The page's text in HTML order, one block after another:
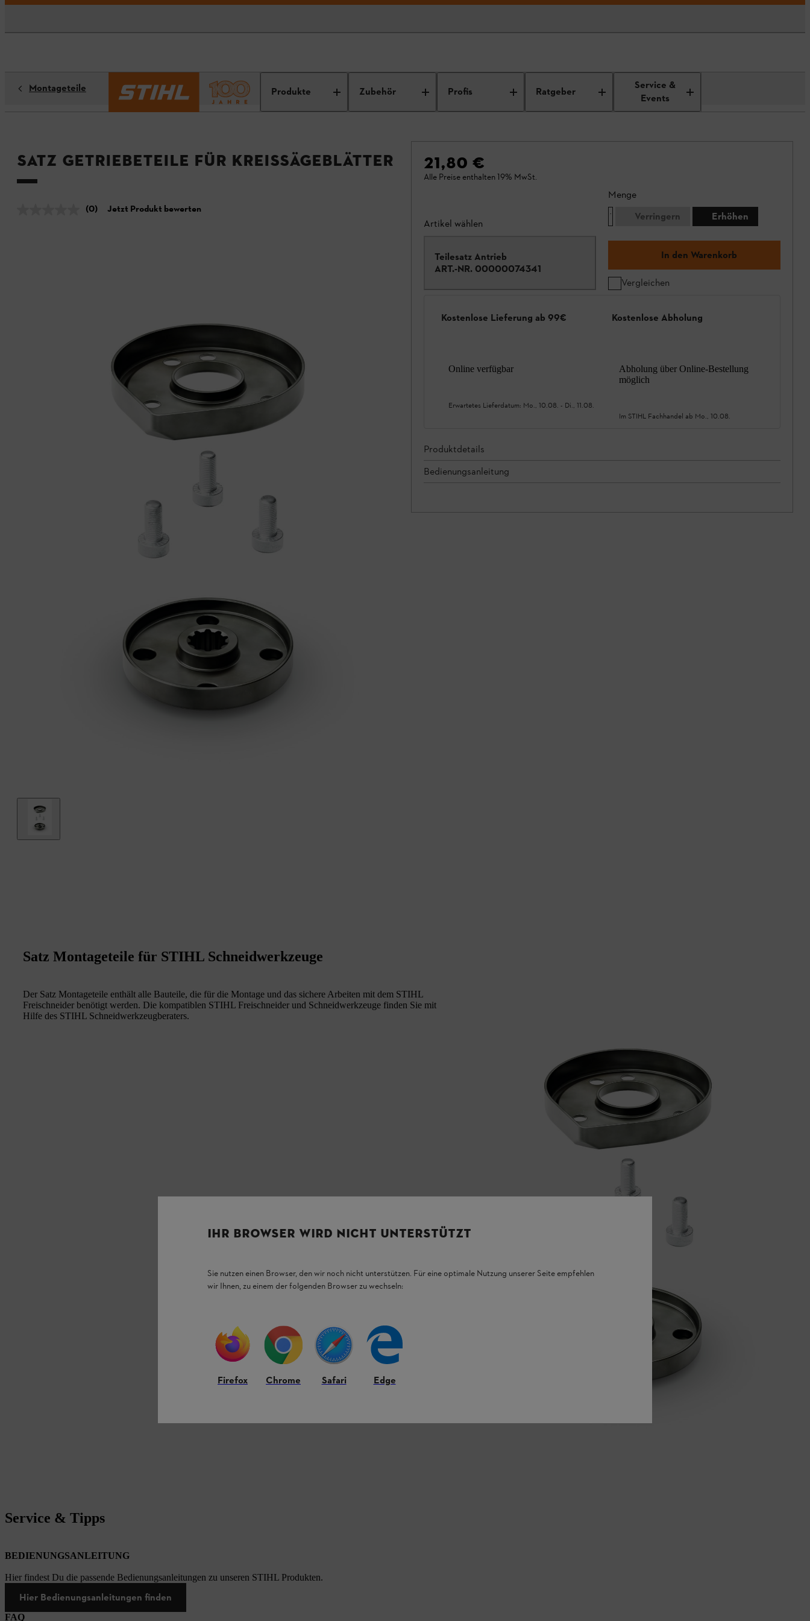
Produkte Zubehör Profis Ratgeber
Service &
Events
Montageteile
Satz Getriebeteile für Kreissägeblätter
(0) Jetzt Produkt bewerten
21,80 €
Alle Preise enthalten 19% MwSt.
Artikel wählen
Teilesatz Antrieb
ART.-NR. 00000074341
Menge
Verringern
Erhöhen
In den Warenkorb
Vergleichen
Kostenlose Lieferung ab 99€
Online verfügbar
Erwartetes Lieferdatum: Mo., 10.08. - Di., 11.08.
Kostenlose Abholung
Abholung über Online-Bestellung
möglich
Im STIHL Fachhandel ab Mo., 10.08.
Produktdetails
Bedienungsanleitung
Satz Montageteile für STIHL Schneidwerkzeuge
Der Satz Montageteile enthält alle Bauteile, die für die Montage und das sichere Arbeiten mit dem STIHL
Freischneider benötigt werden. Die kompatiblen STIHL Freischneider und Schneidwerkzeuge finden Sie mit
Hilfe des STIHL Schneidwerkzeugberaters.
Service & Tipps
BEDIENUNGSANLEITUNG
Hier findest Du die passende Bedienungsanleitungen zu unseren STIHL Produkten.
Hier Bedienungsanleitungen finden
FAQ
IHR BROWSER WIRD NICHT UNTERSTÜTZT
Sie nutzen einen Browser, den wir noch nicht unterstützen. Für eine optimale Nutzung unserer Seite empfehlen
wir Ihnen, zu einem der folgenden Browser zu wechseln:
Firefox Chrome Safari Edge